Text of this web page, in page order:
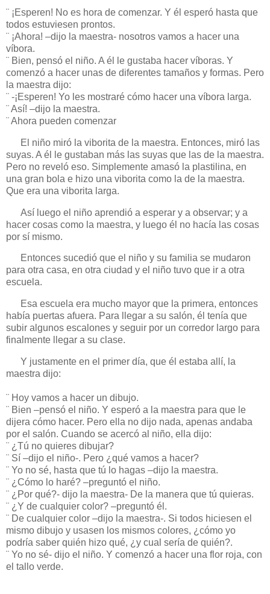
¨ ¡Esperen! No es hora de comenzar. Y él esperó hasta que
todos estuviesen prontos.
¨ ¡Ahora! –dijo la maestra- nosotros vamos a hacer una
víbora.
¨ Bien, pensó el niño. A él le gustaba hacer víboras. Y
comenzó a hacer unas de diferentes tamaños y formas. Pero
la maestra dijo:
¨ -¡Esperen! Yo les mostraré cómo hacer una víbora larga.
¨ Así! –dijo la maestra.
¨ Ahora pueden comenzar
El niño miró la viborita de la maestra. Entonces, miró las
suyas. A él le gustaban más las suyas que las de la maestra.
Pero no reveló eso. Simplemente amasó la plastilina, en
una gran bola e hizo una viborita como la de la maestra.
Que era una viborita larga.
Así luego el niño aprendió a esperar y a observar; y a
hacer cosas como la maestra, y luego él no hacía las cosas
por sí mismo.
Entonces sucedió que el niño y su familia se mudaron
para otra casa, en otra ciudad y el niño tuvo que ir a otra
escuela.
Esa escuela era mucho mayor que la primera, entonces
había puertas afuera. Para llegar a su salón, él tenía que
subir algunos escalones y seguir por un corredor largo para
finalmente llegar a su clase.
Y justamente en el primer día, que él estaba allí, la
maestra dijo:
¨ Hoy vamos a hacer un dibujo.
¨ Bien –pensó el niño. Y esperó a la maestra para que le
dijera cómo hacer. Pero ella no dijo nada, apenas andaba
por el salón. Cuando se acercó al niño, ella dijo:
¨ ¿Tú no quieres dibujar?
¨ Sí –dijo el niño-. Pero ¿qué vamos a hacer?
¨ Yo no sé, hasta que tú lo hagas –dijo la maestra.
¨ ¿Cómo lo haré? –preguntó el niño.
¨ ¿Por qué?- dijo la maestra- De la manera que tú quieras.
¨ ¿Y de cualquier color? –preguntó él.
¨ De cualquier color –dijo la maestra-. Si todos hiciesen el
mismo dibujo y usasen los mismos colores, ¿cómo yo
podría saber quién hizo qué, ¿y cual sería de quién?.
¨ Yo no sé- dijo el niño. Y comenzó a hacer una flor roja, con
el tallo verde.